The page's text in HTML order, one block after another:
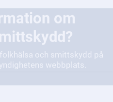
och smittskydd på
webbplats.